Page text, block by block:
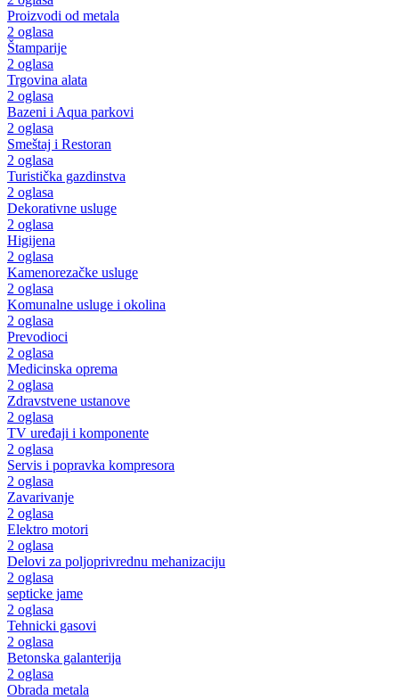
Proizvodi od metala
2 oglasa
Štamparije
2 oglasa
Trgovina alata
2 oglasa
Bazeni i Aqua parkovi
2 oglasa
Smeštaj i Restoran
2 oglasa
Turistička gazdinstva
2 oglasa
Dekorativne usluge
2 oglasa
Higijena
2 oglasa
Kamenorezačke usluge
2 oglasa
Komunalne usluge i okolina
2 oglasa
Prevodioci
2 oglasa
Medicinska oprema
2 oglasa
Zdravstvene ustanove
2 oglasa
TV uređaji i komponente
2 oglasa
Servis i popravka kompresora
2 oglasa
Zavarivanje
2 oglasa
Elektro motori
2 oglasa
Delovi za poljoprivrednu mehanizaciju
2 oglasa
septicke jame
2 oglasa
Tehnicki gasovi
2 oglasa
Betonska galanterija
2 oglasa
Obrada metala